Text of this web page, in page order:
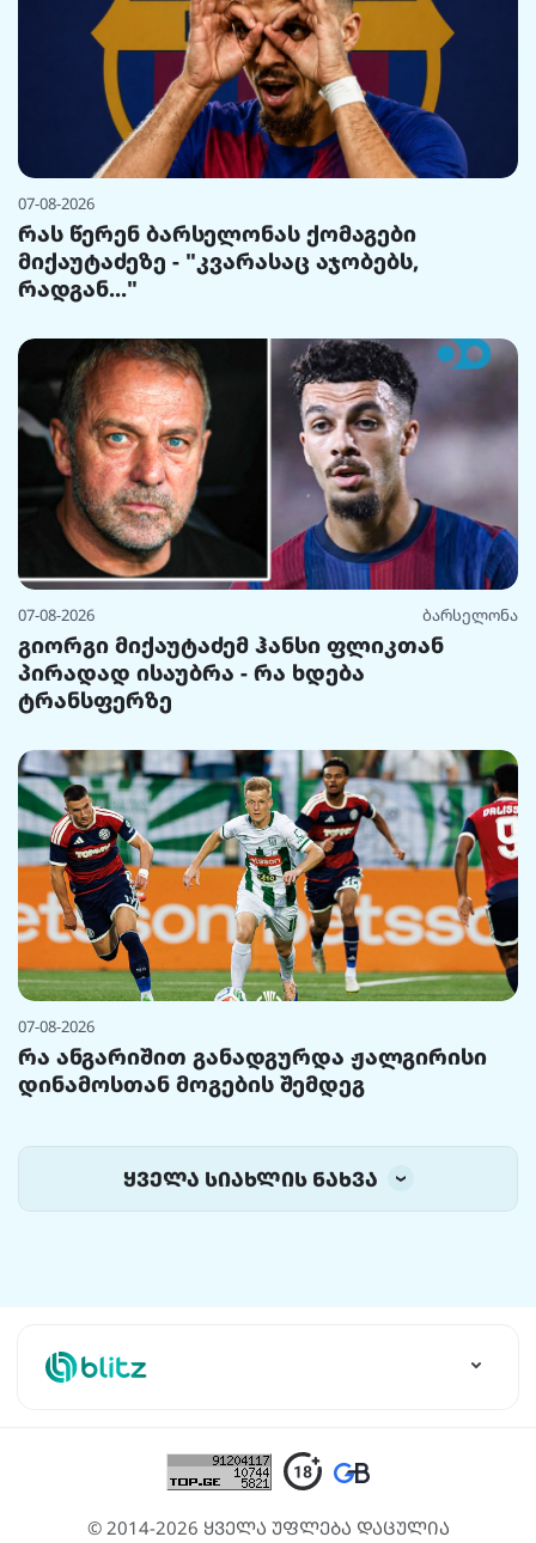
07-08-2026
რას წერენ ბარსელონას ქომაგები
მიქაუტაძეზე - "კვარასაც აჯობებს,
რადგან..."
07-08-2026 ბარსელონა
გიორგი მიქაუტაძემ ჰანსი ფლიკთან
პირადად ისაუბრა - რა ხდება
ტრანსფერზე
07-08-2026
რა ანგარიშით განადგურდა ჟალგირისი
დინამოსთან მოგების შემდეგ
ყველა სიახლის ნახვა
© 2014-2026 ყველა უფლება დაცულია